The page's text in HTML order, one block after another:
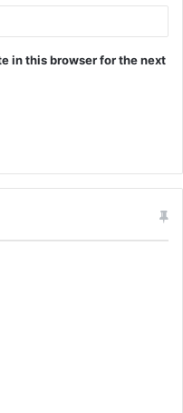
in this browser for the next